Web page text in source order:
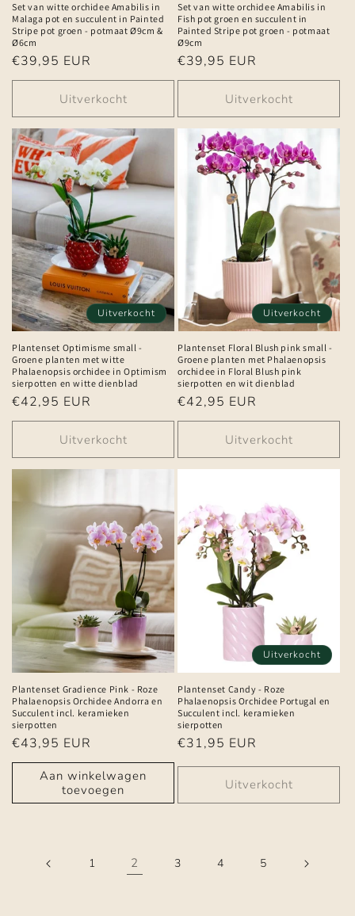
Set van witte orchidee Amabilis in
Malaga pot en succulent in Painted
Stripe pot groen - potmaat Ø9cm &
Ø6cm
Normale
prijs
€39,95 EUR
Uitverkocht
Set van witte orchidee Amabilis in
Fish pot groen en succulent in
Painted Stripe pot groen - potmaat
Ø9cm
Normale
prijs
€39,95 EUR
Uitverkocht
Uitverkocht
Plantenset Optimisme small -
Groene planten met witte
Phalaenopsis orchidee in Optimism
sierpotten en witte dienblad
Normale
prijs
€42,95 EUR
Uitverkocht
Uitverkocht
Plantenset Floral Blush pink small -
Groene planten met Phalaenopsis
orchidee in Floral Blush pink
sierpotten en wit dienblad
Normale
prijs
€42,95 EUR
Uitverkocht
Plantenset Gradience Pink - Roze
Phalaenopsis Orchidee Andorra en
Succulent incl. keramieken
sierpotten
Normale
prijs
€43,95 EUR
Aan winkelwagen
toevoegen
Uitverkocht
Plantenset Candy - Roze
Phalaenopsis Orchidee Portugal en
Succulent incl. keramieken
sierpotten
Normale
€31,95 EUR
Uitverkocht
1 2 3 4 5